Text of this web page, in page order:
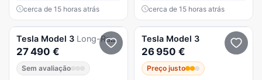
cerca de 15 horas atrás cerca de 15 horas atrás
Tesla Model 3 Long-Range Dual Motor AWD
27 490 €
Sem avaliação
Tesla Model 3
26 950 €
Preço justo